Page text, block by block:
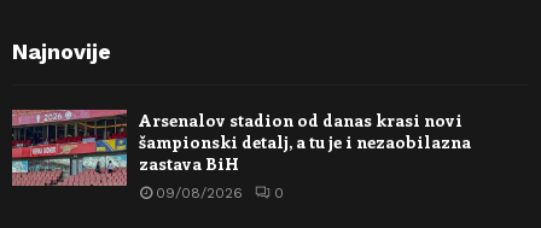
Najnovije
Arsenalov stadion od danas krasi novi
šampionski detalj, a tu je i nezaobilazna
zastava BiH
09/08/2026 0